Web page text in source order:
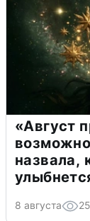
«Август
назвала,
8 августа 25